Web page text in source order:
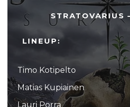
STRATOVARIUS
LINEUP:
Timo Kotipelto
Matias Kupiainen
Lauri Porra